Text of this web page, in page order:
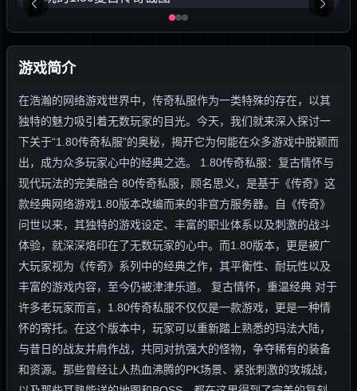
游戏简介
在浩瀚的网络游戏世界中，传奇私服作为一类特殊的存在，以其
独特的魅力吸引着无数玩家的目光。今天，我们就来深入探讨一
下关于“1.80传奇私服”的奥秘，揭开它为何能在众多游戏中脱颖而
出，成为众多玩家心中的经典之选。 1.80传奇私服：复古情怀与
现代玩法的完美融合 80传奇私服，顾名思义，是基于《传奇》这
款经典网络游戏1.80版本改编而来的非官方服务器。自《传奇》
问世以来，其独特的游戏设定、丰富的职业体系以及刺激的战斗
体验，就深深烙印在了无数玩家的心中。而1.80版本，更是被广
大玩家视为《传奇》系列中的经典之作，其平衡性、耐玩性以及
丰富的游戏内容，至今仍被津津乐道。 复古情怀，重温经典 对于
许多老玩家而言，1.80传奇私服不仅仅是一款游戏，更是一种情
怀的寄托。在这个版本中，玩家可以重新踏上熟悉的玛法大陆，
与昔日的战友并肩作战，共同对抗强大的怪物，争夺稀有的装备
和资源。那些曾经让人热血沸腾的PK场景、紧张刺激的攻城战，